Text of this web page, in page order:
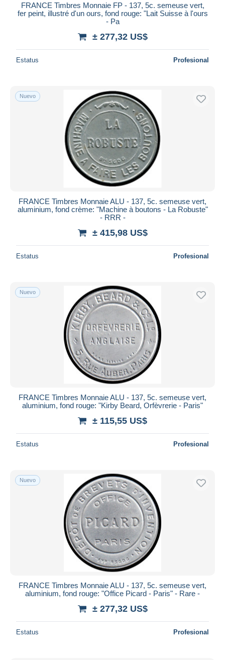
FRANCE Timbres Monnaie FP - 137, 5c. semeuse vert,
fer peint, illustré d'un ours, fond rouge: "Lait Suisse à l'ours
- Pa
± 277,32 US$
Estatus Profesional
Nuevo
FRANCE Timbres Monnaie ALU - 137, 5c. semeuse vert,
aluminium, fond crème: "Machine à boutons - La Robuste"
- RRR -
± 415,98 US$
Estatus Profesional
Nuevo
FRANCE Timbres Monnaie ALU - 137, 5c. semeuse vert,
aluminium, fond rouge: "Kirby Beard, Orfèvrerie - Paris"
± 115,55 US$
Estatus Profesional
Nuevo
FRANCE Timbres Monnaie ALU - 137, 5c. semeuse vert,
aluminium, fond rouge: "Office Picard - Paris" - Rare -
± 277,32 US$
Estatus Profesional